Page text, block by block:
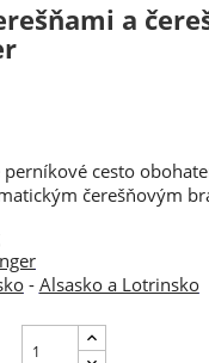
a
perníkové cesto
čerešňovým
- Alsasko a Lotrinsko